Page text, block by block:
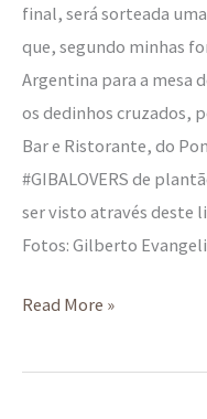
final, será sorteada
que, segundo minhas
Argentina para a mesa
os dedinhos cruzados,
Bar e Ristorante, do
#GIBALOVERS de
ser visto através deste
Fotos: Gilberto
Read More »